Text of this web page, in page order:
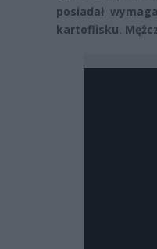
posiadał
kartoflisku.